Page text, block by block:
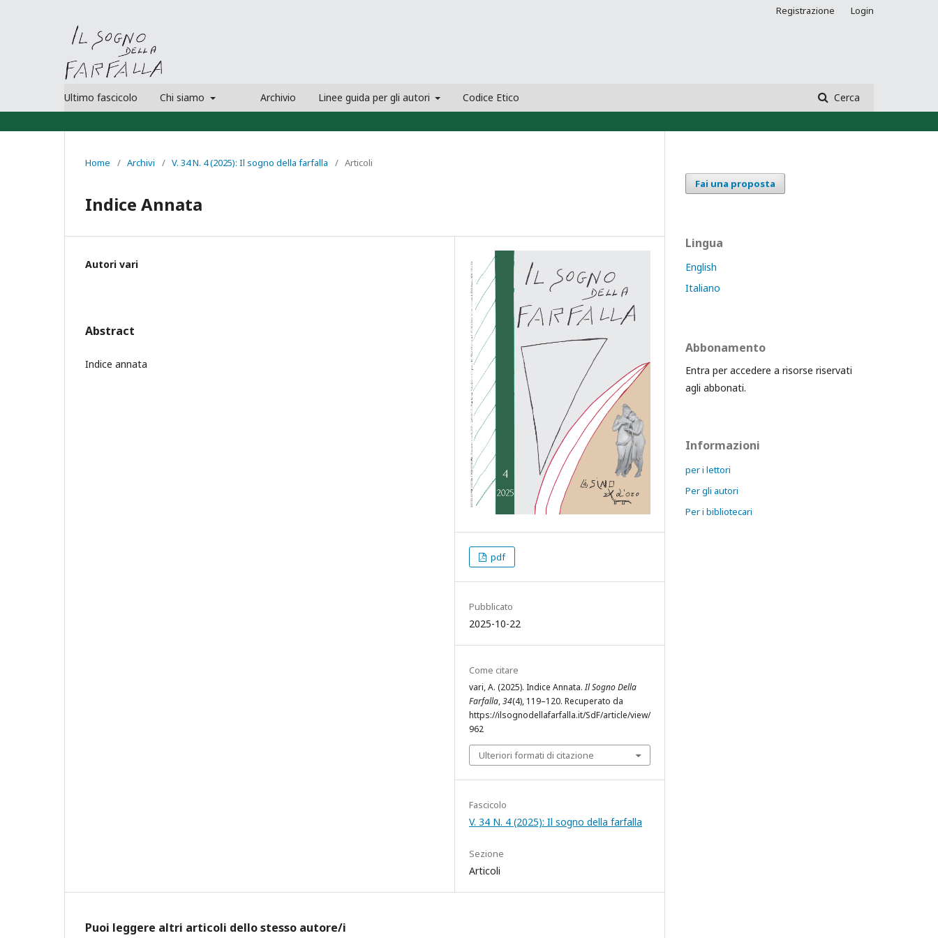
Ultimo fascicolo Chi siamo Archivio Linee guida per gli autori Codice Etico Cerca
Registrazione Login
Home / Archivi / V. 34 N. 4 (2025): Il sogno della farfalla / Articoli
Indice Annata
Autori vari
Abstract
Indice annata
pdf
Pubblicato
2025-10-22
Come citare
vari, A. (2025). Indice Annata.Il Sogno Della
Farfalla,34(4), 119–120. Recuperato da
https://ilsognodellafarfalla.it/SdF/article/view/
962
Ulteriori formati di citazione
Fascicolo
V. 34 N. 4 (2025): Il sogno della farfalla
Sezione
Articoli
Puoi leggere altri articoli dello stesso autore/i
Fai una proposta
Lingua
English
Italiano
Abbonamento
Entra per accedere a risorse riservati
agli abbonati.
Informazioni
per i lettori
Per gli autori
Per i bibliotecari